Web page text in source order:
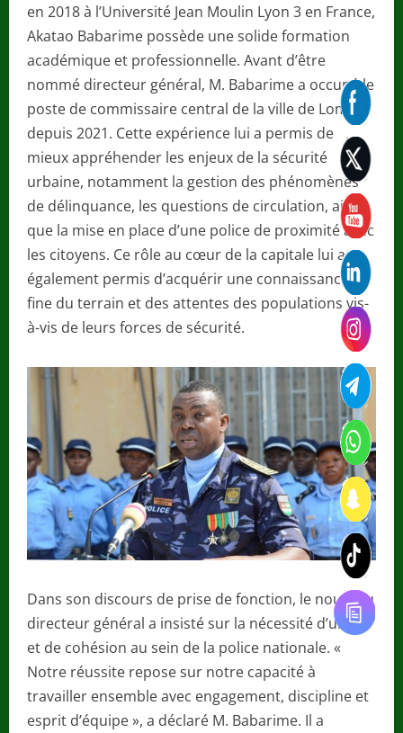
en 2018 à l’Université Jean Moulin Lyon 3 en France,
Akatao Babarime possède une solide formation
académique et professionnelle. Avant d’être
nommé directeur général, M. Babarime a occupé le
poste de commissaire central de la ville de Lomé
depuis 2021. Cette expérience lui a permis de
mieux appréhender les enjeux de la sécurité
urbaine, notamment la gestion des phénomènes
de délinquance, les questions de circulation, ainsi
que la mise en place d’une police de proximité avec
les citoyens. Ce rôle au cœur de la capitale lui a
également permis d’acquérir une connaissance
fine du terrain et des attentes des populations vis-
à-vis de leurs forces de sécurité.
Dans son discours de prise de fonction, le nouveau
directeur général a insisté sur la nécessité d’unité
et de cohésion au sein de la police nationale. «
Notre réussite repose sur notre capacité à
travailler ensemble avec engagement, discipline et
esprit d’équipe », a déclaré M. Babarime. Il a